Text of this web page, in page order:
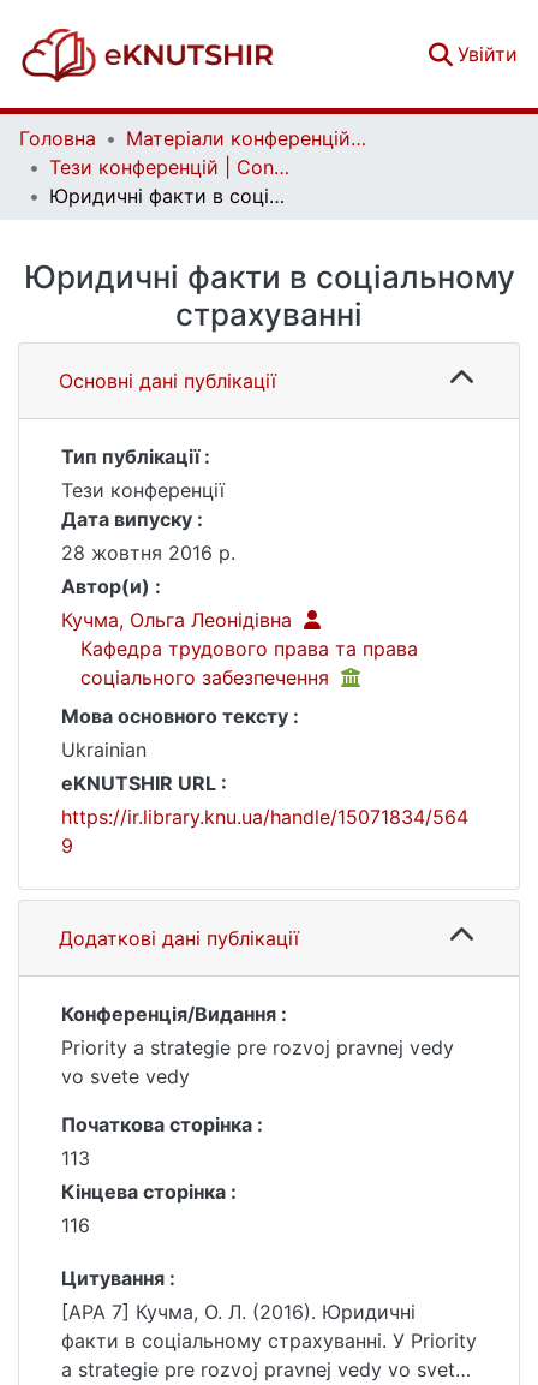
Увійти
Головна
Матеріали конференцій | Conference materials
Тези конференцій | Conference papers
Юридичні факти в соціальному страхуванні
Юридичні факти в соціальному
страхуванні
Основні дані публікації
Тип публікації :
Тези конференції
Дата випуску :
28 жовтня 2016 р.
Автор(и) :
Кучма, Ольга Леонідівна
Кафедра трудового права та права
соціального забезпечення
Мова основного тексту :
Ukrainian
eKNUTSHIR URL :
https://ir.library.knu.ua/handle/15071834/564
9
Додаткові дані публікації
Конференція/Видання :
Priority a strategie pre rozvoj pravnej vedy
vo svete vedy
Початкова сторінка :
113
Кінцева сторінка :
116
Цитування :
[APA 7] Кучма, О. Л. (2016). Юридичні
факти в соціальному страхуванні. У Priority
a strategie pre rozvoj pravnej vedy vo svete